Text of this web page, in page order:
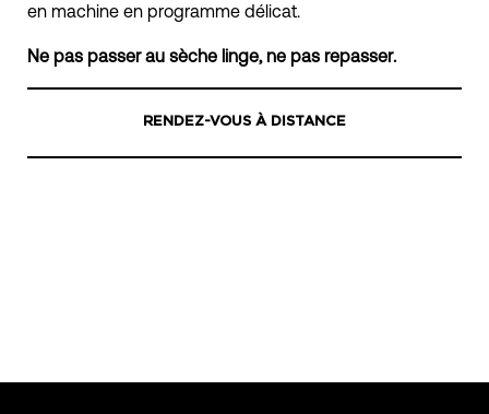
en machine en programme délicat.
Ne pas passer au sèche linge, ne pas repasser.
RENDEZ-VOUS À DISTANCE